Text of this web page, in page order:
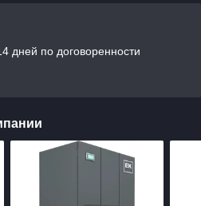
дней по договоренности